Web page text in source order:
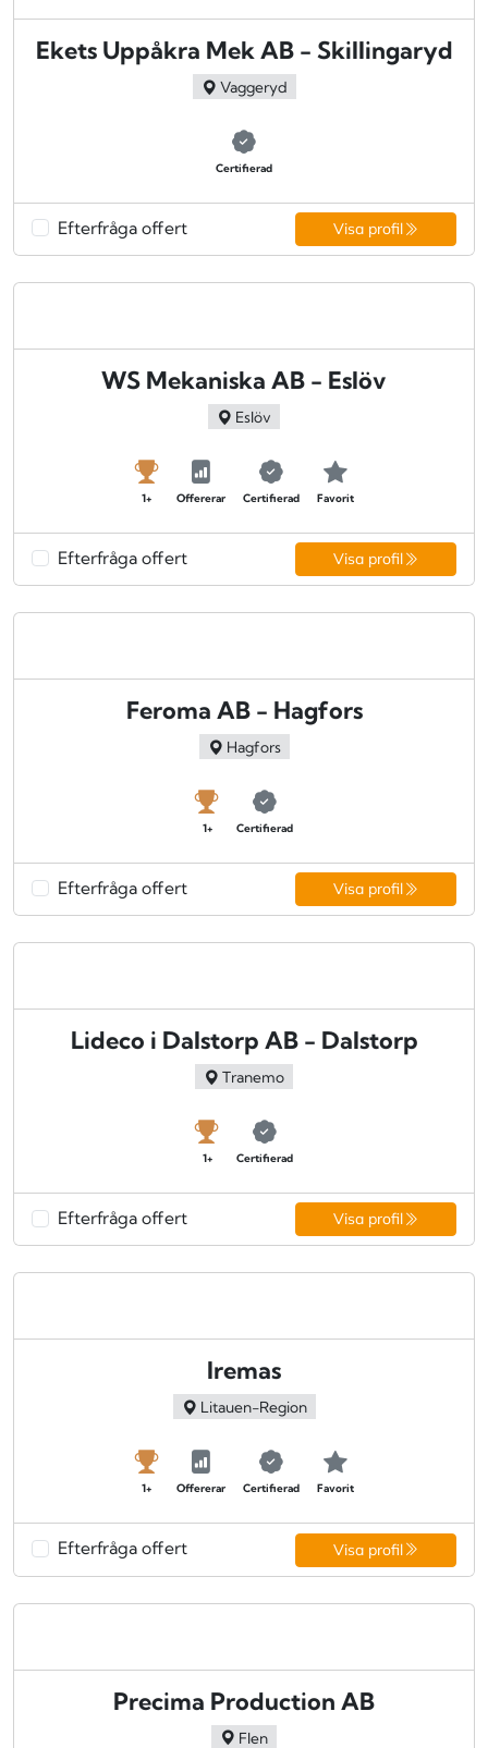
Ekets Uppåkra Mek AB - Skillingaryd
Vaggeryd
Certifierad
Efterfråga offert Visa profil
WS Mekaniska AB - Eslöv
Eslöv
1+ Offererar Certifierad Favorit
Efterfråga offert Visa profil
Feroma AB - Hagfors
Hagfors
1+ Certifierad
Efterfråga offert Visa profil
Lideco i Dalstorp AB - Dalstorp
Tranemo
1+ Certifierad
Efterfråga offert Visa profil
Iremas
Litauen-Region
1+ Offererar Certifierad Favorit
Efterfråga offert Visa profil
Precima Production AB
Flen